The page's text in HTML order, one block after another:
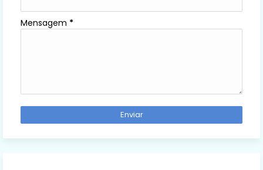
Mensagem *